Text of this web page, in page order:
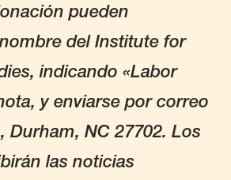
pueden
del Institute for
indicando «Labor
y enviarse por correo
Durham, NC 27702. Los
las noticias